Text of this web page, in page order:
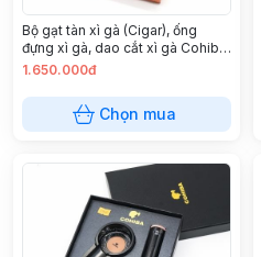
Bộ gạt tàn xì gà (Cigar), ống
đựng xì gà, dao cắt xì gà Cohiba
cao cấp
1.650.000đ
Chọn mua